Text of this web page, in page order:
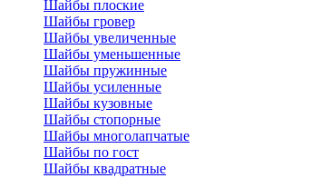
Шайбы плоские
Шайбы гровер
Шайбы увеличенные
Шайбы уменьшенные
Шайбы пружинные
Шайбы усиленные
Шайбы кузовные
Шайбы стопорные
Шайбы многолапчатые
Шайбы по гост
Шайбы квадратные